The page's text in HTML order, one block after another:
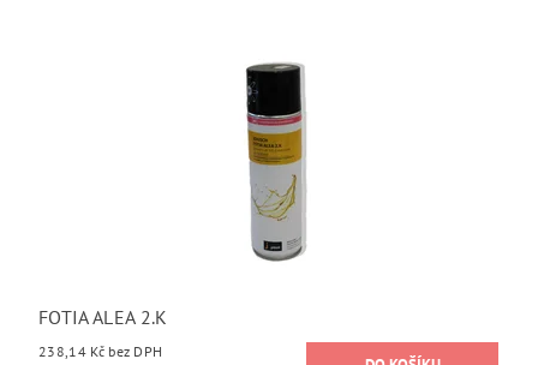
FOTIA ALEA 2.K
238,14 Kč bez DPH